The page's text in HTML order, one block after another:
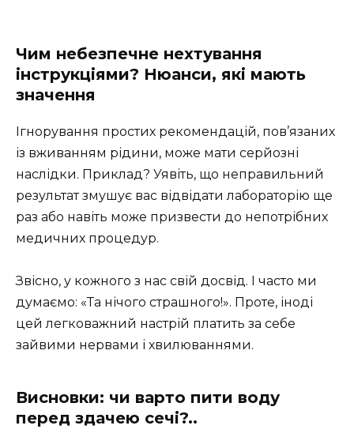
Чим небезпечне нехтування
інструкціями? Нюанси, які мають
значення
Ігнорування простих рекомендацій, пов’язаних
із вживанням рідини, може мати серйозні
наслідки. Приклад? Уявіть, що неправильний
результат змушує вас відвідати лабораторію ще
раз або навіть може призвести до непотрібних
медичних процедур.
Звісно, у кожного з нас свій досвід. І часто ми
думаємо: «Та нічого страшного!». Проте, іноді
цей легковажний настрій платить за себе
зайвими нервами і хвилюваннями.
Висновки: чи варто пити воду
перед здачею сечі?..